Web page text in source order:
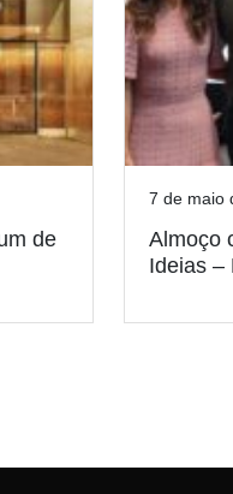
de
7 de maio
Almoço
Ideias –